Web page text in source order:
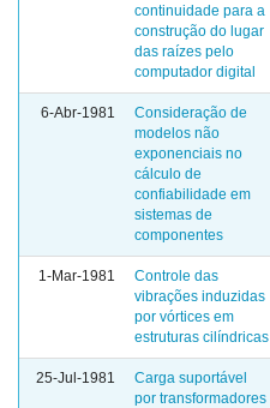
continuidade para a
construção do lugar
das raízes pelo
computador digital
6-Abr-1981
Consideração de
modelos não
exponenciais no
cálculo de
confiabilidade em
sistemas de
componentes
1-Mar-1981
Controle das
vibrações induzidas
por vórtices em
estruturas cilíndricas
25-Jul-1981
Carga suportável
por transformadores